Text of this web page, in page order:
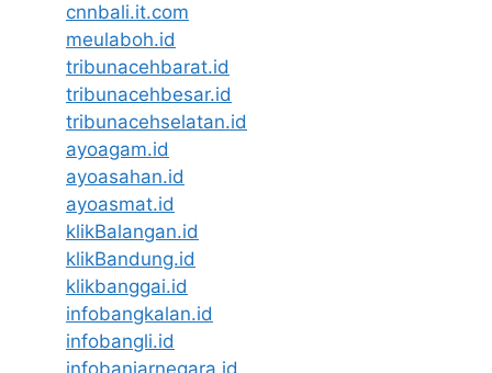
cnnbali.it.com
meulaboh.id
tribunacehbarat.id
tribunacehbesar.id
tribunacehselatan.id
ayoagam.id
ayoasahan.id
ayoasmat.id
klikBalangan.id
klikBandung.id
klikbanggai.id
infobangkalan.id
infobangli.id
infobanjarnegara.id